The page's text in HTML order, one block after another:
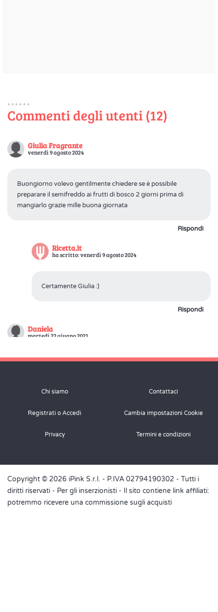
Commenti degli utenti (12)
Giulia Fragrante
venerdì 9 agosto 2024
Buongiorno volevo gentilmente chiedere se è possibile
preparare il semifreddo ai frutti di bosco 2 giorni prima di
mangiarlo grazie mille buona giornata
Rispondi
Ricetta.it
ha scritto: venerdì 9 agosto 2024
Certamente Giulia :)
Rispondi
Daniela
martedì 22 giugno 2021
Rispondi
Jessica
Chi siamo Contattaci
Registrati o Accedi Cambia impostazioni Cookie
Privacy Termini e condizioni
Copyright © 2026 iPink S.r.l. - P.IVA 02794190302 - Tutti i
diritti riservati - Per gli inserzionisti - Il sito contiene link affiliati:
potremmo ricevere una commissione sugli acquisti